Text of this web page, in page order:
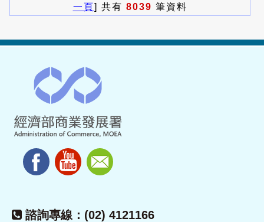
一頁] 共有 8039 筆資料
諮詢專線：(02) 4121166